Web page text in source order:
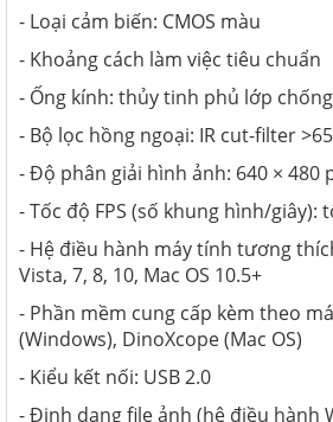
- Loại cảm biến: CMOS màu
- Khoảng cách làm việc tiêu chuẩn
- Ống kính: thủy tinh phủ lớp
- Bộ lọc hồng ngoại: IR cut-filter
- Độ phân giải hình ảnh: 640 × 480
- Tốc độ FPS (số khung hình/giây):
- Hệ điều hành máy tính tương
Vista, 7, 8, 10, Mac OS 10.5+
- Phần mềm cung cấp kèm theo
(Windows), DinoXcope (Mac OS)
- Kiểu kết nối: USB 2.0
- Định dạng file ảnh (hệ điều hành